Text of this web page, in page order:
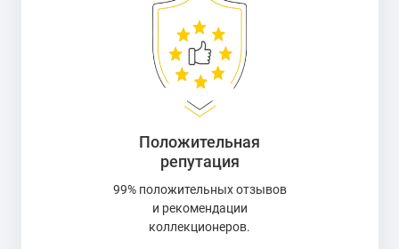
Положительная
репутация
99% положительных отзывов
и рекомендации
коллекционеров.